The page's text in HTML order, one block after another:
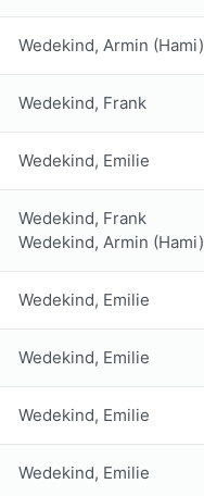
Wedekind, Armin (Hami)
Wedekind, Frank
Wedekind, Emilie
Wedekind, Frank
Wedekind, Armin (Hami)
Wedekind, Emilie
Wedekind, Emilie
Wedekind, Emilie
Wedekind, Emilie